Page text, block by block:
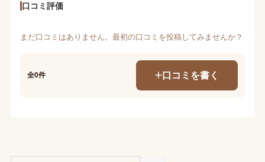
口コミ評価
まだ口コミはありません。最初の口コミを投稿してみませんか？
全0件 口コミを書く